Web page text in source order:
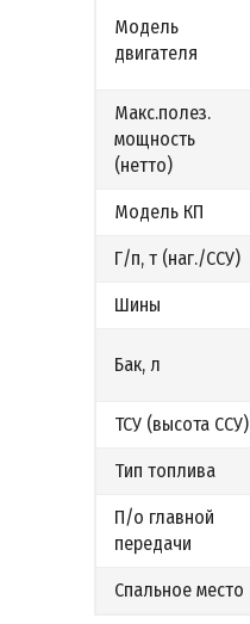
Модель
двигателя
Макс.полез.
мощность
(нетто)
Модель КП
Г/п, т (наг./ССУ)
Шины
Бак, л
ТСУ (высота ССУ)
Тип топлива
П/о главной
передачи
Спальное место